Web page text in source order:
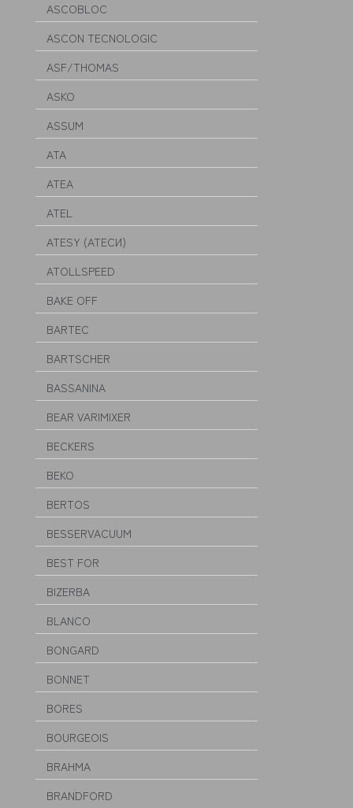
ASCOBLOC
ASCON TECNOLOGIC
ASF/THOMAS
ASKO
ASSUM
ATA
ATEA
ATEL
ATESY (АТЕСИ)
ATOLLSPEED
BAKE OFF
BARTEC
BARTSCHER
BASSANINA
BEAR VARIMIXER
BECKERS
BEKO
BERTOS
BESSERVACUUM
BEST FOR
BIZERBA
BLANCO
BONGARD
BONNET
BORES
BOURGEOIS
BRAHMA
BRANDFORD